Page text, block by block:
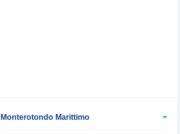
Monterotondo Marittimo